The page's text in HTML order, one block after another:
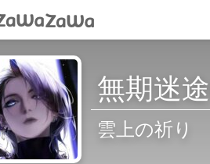
無期迷
雲上の祈り